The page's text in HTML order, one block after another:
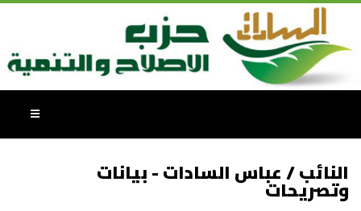
النائب / عباس السادات - بيانات
وتصريحات